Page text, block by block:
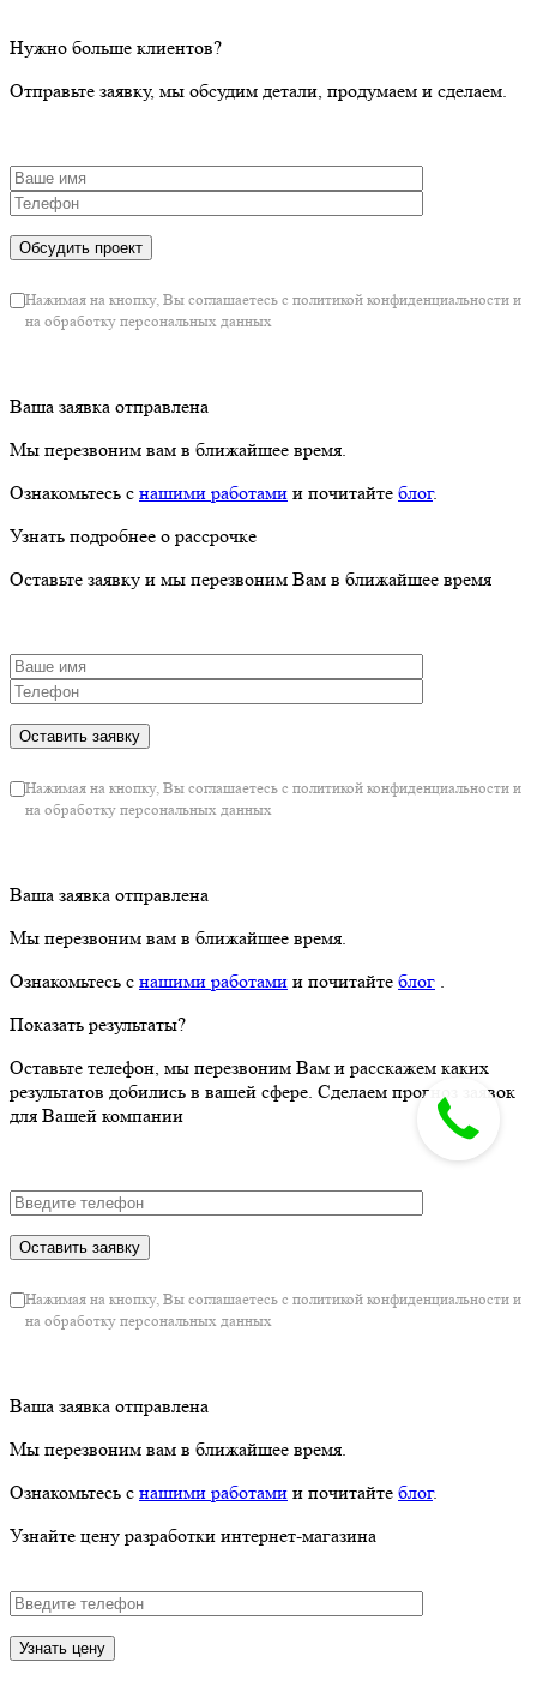
Нужно больше клиентов?
Отправьте заявку, мы обсудим детали, продумаем и сделаем.
Нажимая на кнопку, Вы соглашаетесь с политикой конфиденциальности и
на обработку персональных данных
Ваша заявка отправлена
Мы перезвоним вам в ближайшее время.
Ознакомьтесь с нашими работами и почитайте блог.
Узнать подробнее о рассрочке
Оставьте заявку и мы перезвоним Вам в ближайшее время
Нажимая на кнопку, Вы соглашаетесь с политикой конфиденциальности и
на обработку персональных данных
Ваша заявка отправлена
Мы перезвоним вам в ближайшее время.
Ознакомьтесь с нашими работами и почитайте блог
Показать результаты?
Оставьте телефон, мы перезвоним Вам и расскажем каких
результатов добились в вашей сфере. Сделаем прогноз заявок
для Вашей компании
Нажимая на кнопку, Вы соглашаетесь с политикой конфиденциальности и
на обработку персональных данных
Ваша заявка отправлена
Мы перезвоним вам в ближайшее время.
Ознакомьтесь с нашими работами и почитайте блог.
Узнайте цену разработки интернет-магазина